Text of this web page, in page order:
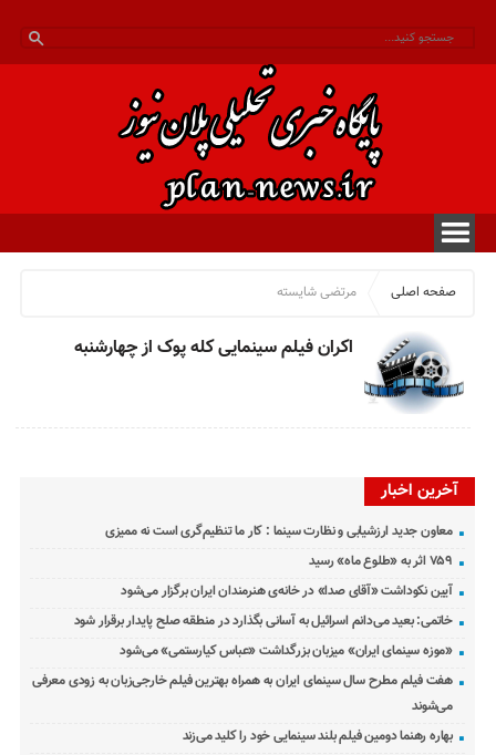
صفحه اصلی مرتضی شایسته
اکران فیلم سینمایی کله پوک از چهارشنبه
آخرین اخبار
معاون جدید ارزشیابی و نظارت سینما : کار ما تنظیم‌گری است نه ممیزی
۷۵۹ اثر به «طلوع ماه» رسید
آیین نکوداشت «آقای صدا» در خانه‌ی هنرمندان ایران برگزار می‌شود
خاتمی: بعید می‌دانم اسرائیل به آسانی بگذارد در منطقه صلح پایدار برقرار شود
«موزه سینمای ایران» میزبان بزرگداشت «عباس کیارستمی» می‌شود
هفت فیلم مطرح سال سینمای ایران به همراه بهترین فیلم خارجی‌زبان به زودی معرفی
می‌شوند
بهاره رهنما دومین فیلم بلند سینمایی خود را کلید می‌زند